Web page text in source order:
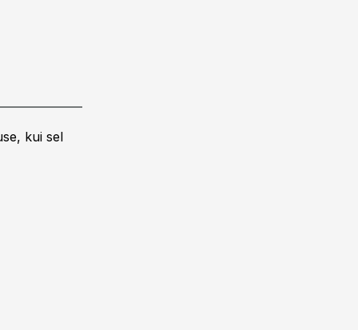
kui sel